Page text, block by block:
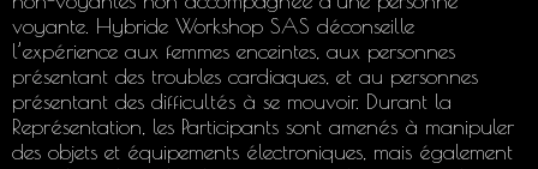
voyante. Hybride Workshop SAS déconseille
l’expérience aux femmes enceintes, aux personnes
présentant des troubles cardiaques, et au personnes
présentant des difficultés à se mouvoir. Durant la
Représentation, les Participants sont amenés à manipuler
des objets et équipements électroniques, mais également